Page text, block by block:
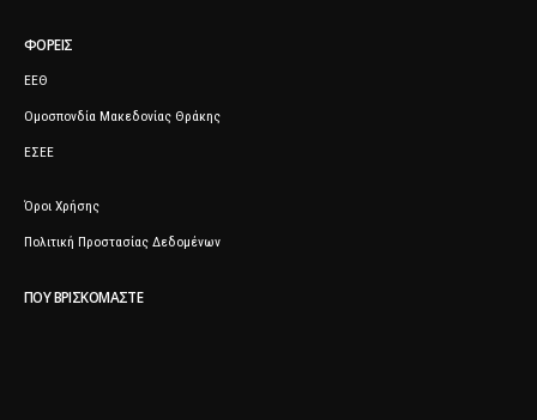
ΦΟΡΕΊΣ
ΕΕΘ
Ομοσπονδία Μακεδονίας Θράκης
ΕΣΕΕ
Όροι Χρήσης
Πολιτική Προστασίας Δεδομένων
ΠΟΥ ΒΡΙΣΚΌΜΑΣΤΕ